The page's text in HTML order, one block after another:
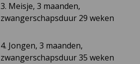
3. Meisje, 3 maanden,
zwangerschapsduur 29 weken
4. Jongen, 3 maanden,
zwangerschapsduur 35 weken